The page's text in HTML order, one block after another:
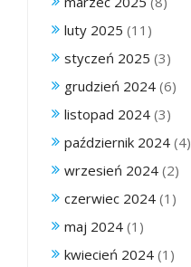
luty 2025 (11)
styczeń 2025 (3)
grudzień 2024 (6)
listopad 2024 (3)
październik 2024 (4)
wrzesień 2024 (2)
czerwiec 2024 (1)
maj 2024 (1)
kwiecień 2024 (1)